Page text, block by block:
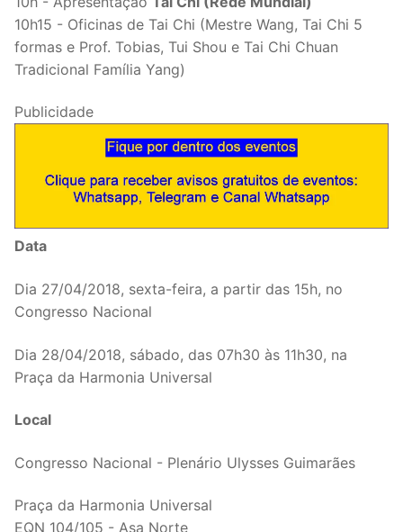
10h15 - Oficinas de Tai Chi (Mestre Wang, Tai Chi 5
formas e Prof. Tobias, Tui Shou e Tai Chi Chuan
Tradicional Família Yang)
Publicidade
Data
Dia 27/04/2018, sexta-feira, a partir das 15h, no
Congresso Nacional
Dia 28/04/2018, sábado, das 07h30 às 11h30, na
Praça da Harmonia Universal
Local
Congresso Nacional - Plenário Ulysses Guimarães
Praça da Harmonia Universal
EQN 104/105 - Asa Norte